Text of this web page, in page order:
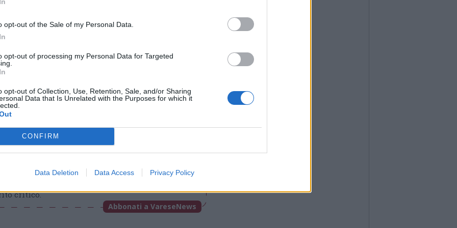
opt-out of the Sale of my Personal Data.
opt-out of processing my Personal Data for Targeted
opt-out of Collection, Use, Retention, Sale, and/or Sharing
Data that Is Unrelated with the Purposes for which it
CONFIRM
Data Deletion Data Access Privacy Policy
Via Confalonieri, 5 - Castronno
crediamo che una buona informazione
vita di tutti. Ogni giorno lavoriamo cercando di
critico.
Abbonati a VareseNews